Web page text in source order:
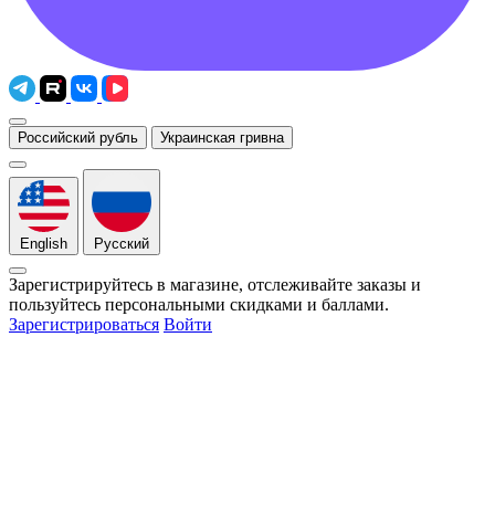
Российский рубль Украинская гривна
English Русский
Зарегистрируйтесь в магазине, отслеживайте заказы и
пользуйтесь персональными скидками и баллами.
Зарегистрироваться Войти